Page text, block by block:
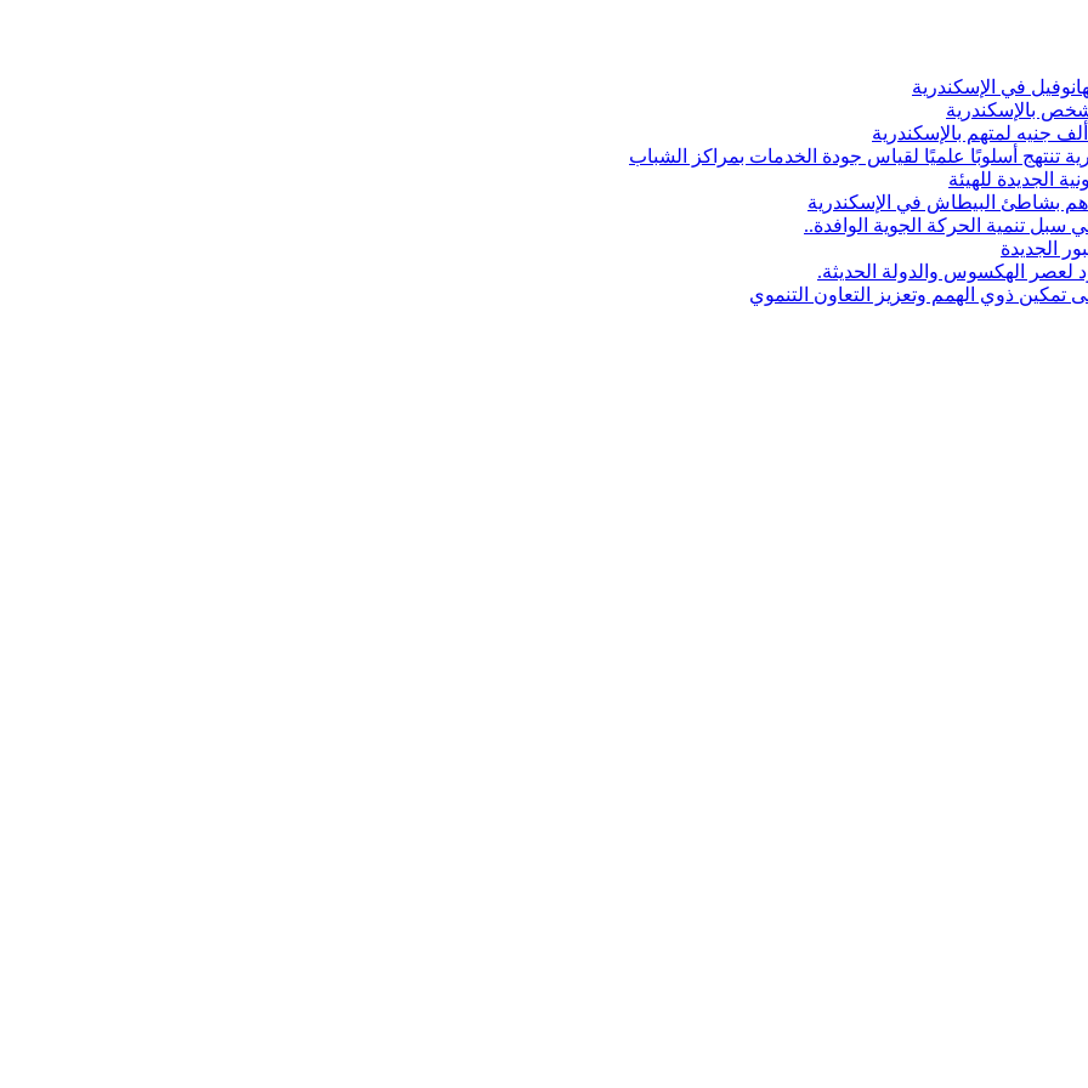
في الإسكندرية
شخص بالإسكندرية
تنتهج أسلوبًا علميًا لقياس جودة الخدمات بمراكز الشباب
الجديدة للهيئة
تنمية الحركة الجوية الوافدة..
الجديدة
لعصر الهكسوس والدولة الحديثة.
تمكين ذوي الهمم وتعزيز التعاون التنموي